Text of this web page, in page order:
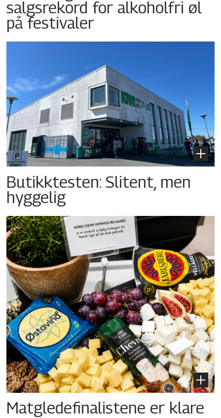
salgsrekord for alkoholfri øl
på festivaler
Butikktesten: Slitent, men
hyggelig
Matgledefinalistene er klare